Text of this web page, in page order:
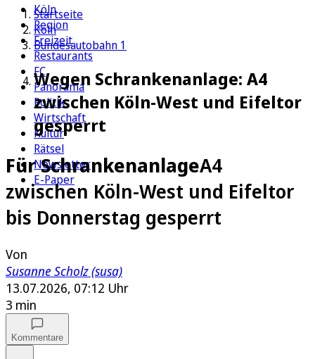
Köln
Region
Freizeit
Restaurants
FC
Panorama
Politik
Wirtschaft
Kultur
Rätsel
Newsletter
E-Paper
Startseite
Köln
Bundesautobahn 1
Wegen Schrankenanlage: A4
zwischen Köln-West und Eifeltor
gesperrt
Für SchrankenanlageA4
zwischen Köln-West und Eifeltor
bis Donnerstag gesperrt
Von
Susanne Scholz (susa)
13.07.2026, 07:12 Uhr
3 min
Kommentare